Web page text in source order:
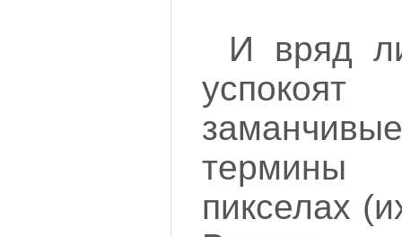
И вряд
заманчивые
пикселах